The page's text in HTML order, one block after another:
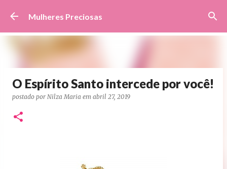
Pular para o conteúdo principal
Mulheres Preciosas
O Espírito Santo intercede por você!
postado por Nilza Maria em abril 27, 2019